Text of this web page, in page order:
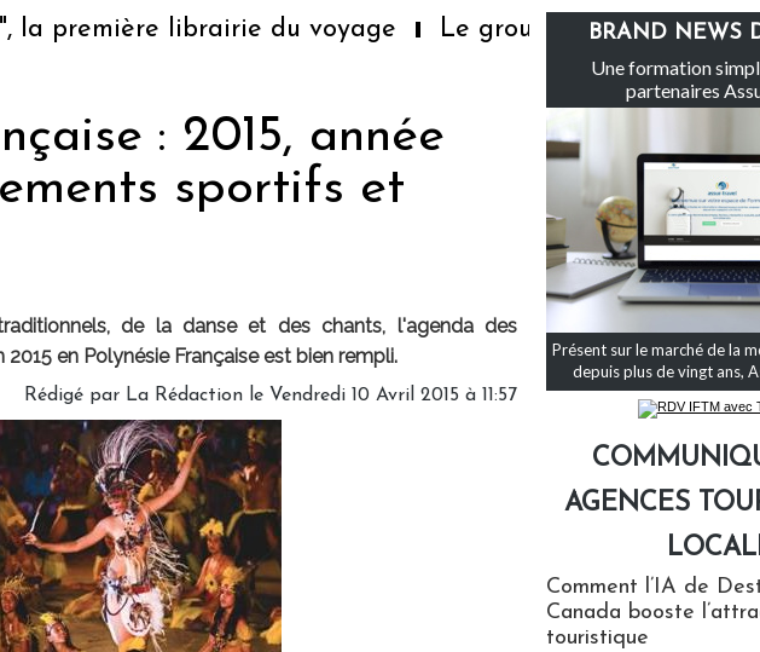
première librairie du voyage Le groupe Sainte-Claire
: 2015, année
sportifs et
de la danse et des chants, l'agenda des
en Polynésie Française est bien rempli.
Rédigé par La Rédaction le Vendredi 10 Avril 2015 à 11:57
BRAND NEWS
Une formation
partenaires
Présent sur le marché de la
depuis plus de vingt ans,
AGENCES
Comment l’IA de
Canada booste
touristique